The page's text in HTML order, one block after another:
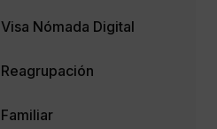
Visa Nómada Digital
Reagrupación
Familiar